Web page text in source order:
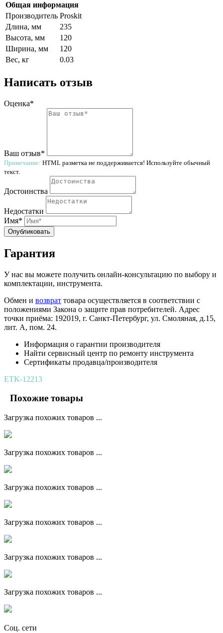
Общая информация
Производитель Proskit
Длина, мм
235
Высота, мм
120
Ширина, мм
120
Вес, кг
0.03
Написать отзыв
Оценка*
Ваш отзыв*
Примечание: HTML разметка не поддерживается! Используйте обычный
текст.
Достоинства
Недостатки
Имя*
Опубликовать
Гарантия
У нас вы можете получить онлайн-консультацию по выбору и
комплектации, инструмента.
Обмен и возврат товара осуществляется в соответствии с
положениями Закона о защите прав потребителей. Адрес
точки приёма: 192019, г. Санкт-Петербург, ул. Смоляная, д.15,
лит. А, пом. 24.
Информация о гарантии производителя
Найти сервисный центр по ремонту инструмента
Сертификаты продавца/производителя
ETK-12213
Похожие товары
Загрузка похожих товаров ...
Загрузка похожих товаров ...
Загрузка похожих товаров ...
Загрузка похожих товаров ...
Загрузка похожих товаров ...
Загрузка похожих товаров ...
Соц. сети